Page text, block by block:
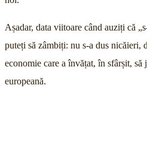
Așadar, data viitoare când auziți că
puteți să zâmbiți: nu s-a dus nicăieri,
economie care a învățat, în sfârșit, să
europeană.